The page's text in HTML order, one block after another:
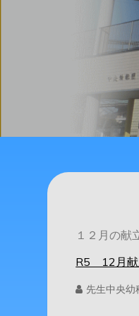
１２月の献
R5 12月
先生中央幼